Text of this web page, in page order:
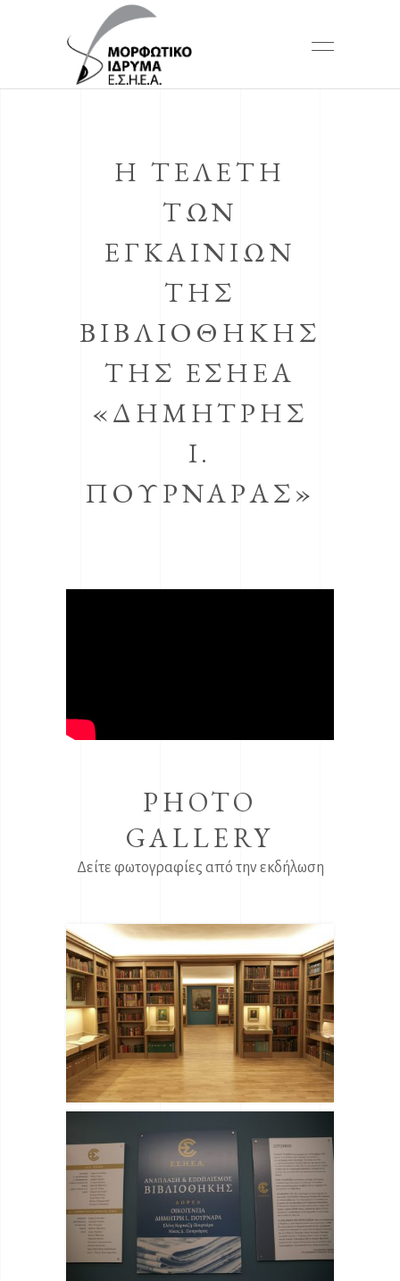
Η ΤΕΛΕΤΗ
ΤΩΝ
ΕΓΚΑΙΝΙΩΝ
ΤΗΣ
ΒΙΒΛΙΟΘΗΚΗΣ
ΤΗΣ ΕΣΗΕΑ
«ΔΗΜΗΤΡΗΣ
Ι.
ΠΟΥΡΝΑΡΑΣ»
PHOTO
GALLERY
Δείτε φωτογραφίες από την εκδήλωση